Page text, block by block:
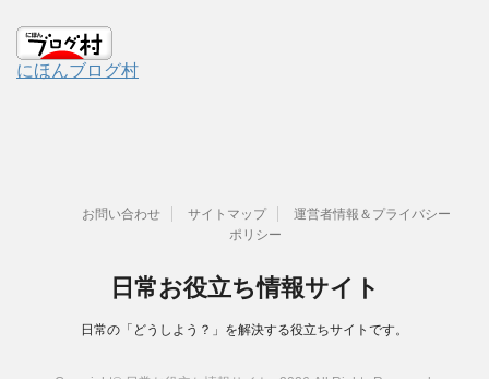
にほんブログ村
お問い合わせ サイトマップ
運営者情報＆プライバシー
ポリシー
日常お役立ち情報サイト
日常の「どうしよう？」を解決する役立ちサイトです。